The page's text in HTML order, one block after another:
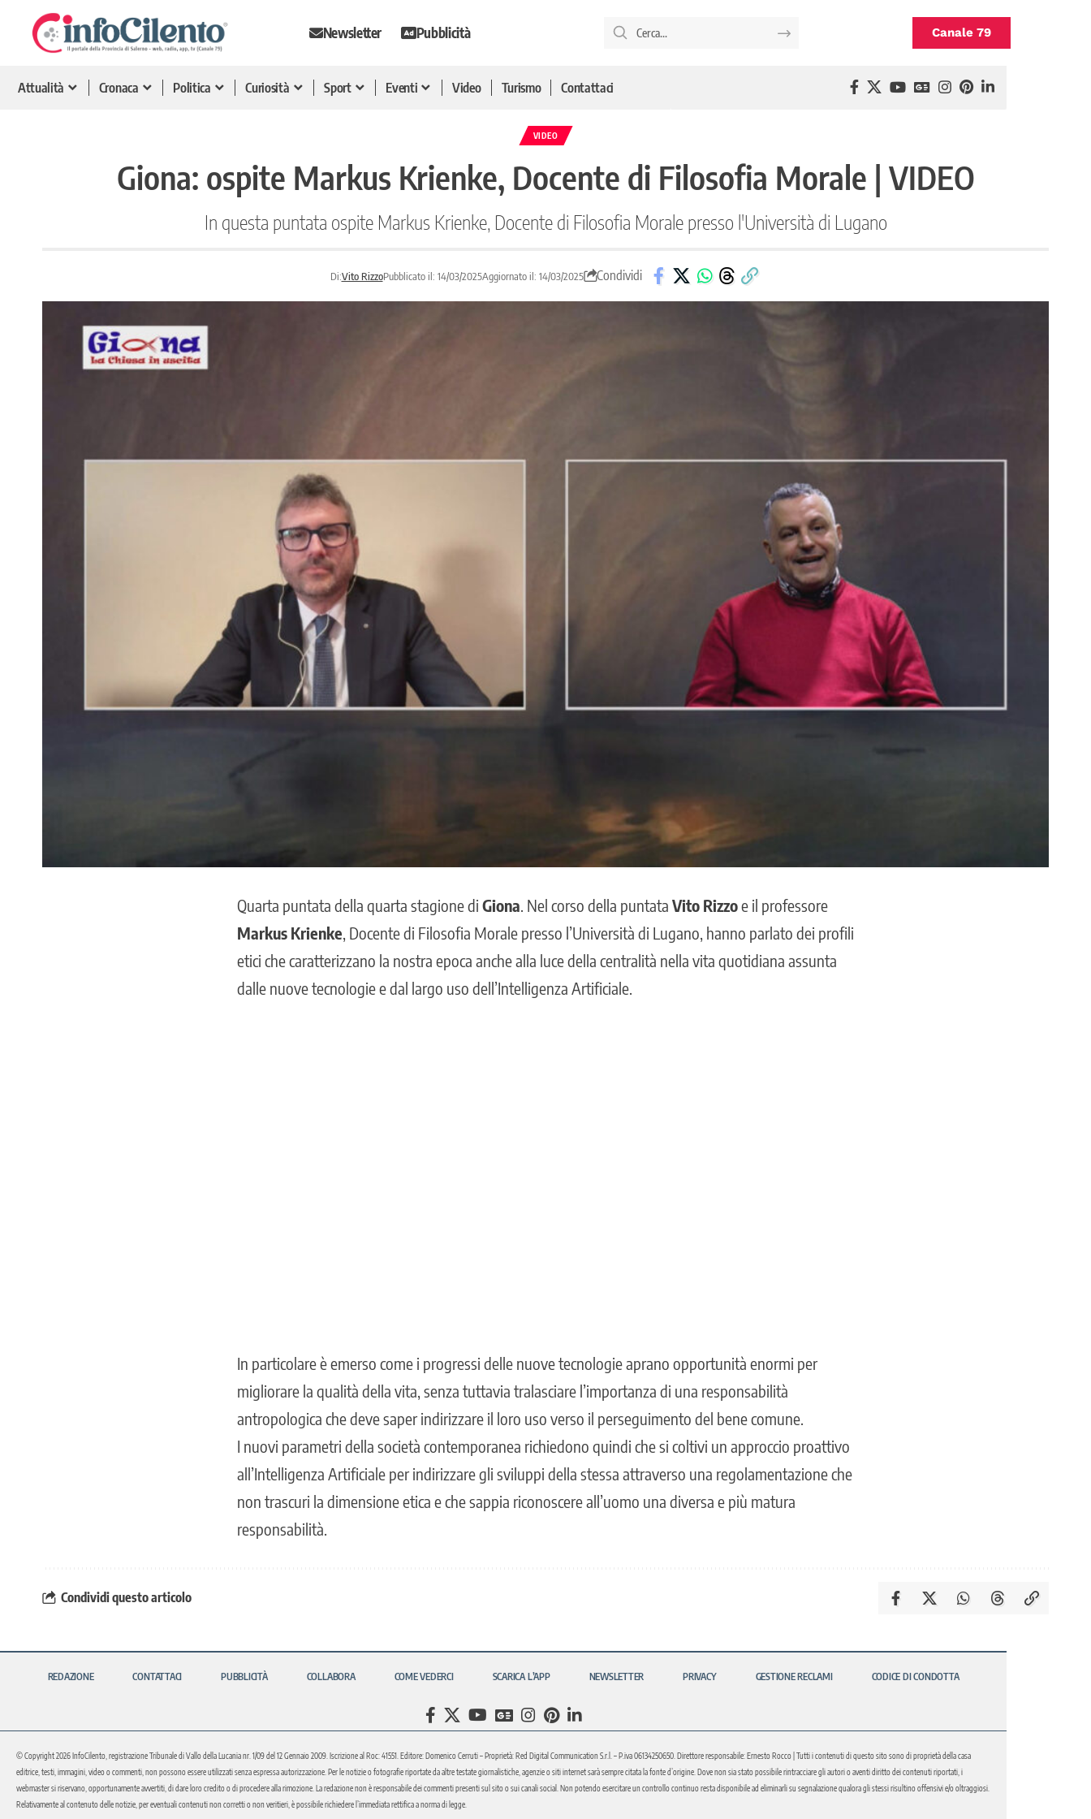
Newsletter Pubblicità Canale 79
Attualità Cronaca Politica Curiosità Sport Eventi Video Turismo Contattaci
VIDEO
Giona: ospite Markus Krienke, Docente di Filosofia Morale | VIDEO
In questa puntata ospite Markus Krienke, Docente di Filosofia Morale presso l'Università di Lugano
Di:Vito RizzoPubblicato il: 14/03/2025Aggiornato il: 14/03/2025 Condividi
Quarta puntata della quarta stagione di Giona. Nel corso della puntata Vito Rizzoe il professore
Markus Krienke, Docente di Filosofia Morale presso l’Università di Lugano, hanno parlato dei profili
etici che caratterizzano la nostra epoca anche alla luce della centralità nella vita quotidiana assunta
dalle nuove tecnologie e dal largo uso dell’Intelligenza Artificiale.
In particolare è emerso come i progressi delle nuove tecnologie aprano opportunità enormi per
migliorare la qualità della vita, senza tuttavia tralasciare l’importanza di una responsabilità
antropologica che deve saper indirizzare il loro uso verso il perseguimento del bene comune.
I nuovi parametri della società contemporanea richiedono quindi che si coltivi un approccio proattivo
all’Intelligenza Artificiale per indirizzare gli sviluppi della stessa attraverso una regolamentazione che
non trascuri la dimensione etica e che sappia riconoscere all’uomo una diversa e più matura
responsabilità.
Condividi questo articolo
REDAZIONE CONTATTACI PUBBLICITÀ COLLABORA COME VEDERCI SCARICA L’APP NEWSLETTER PRIVACY GESTIONE RECLAMI CODICE DI CONDOTTA
© Copyright 2026 InfoCilento, registrazione Tribunale di Vallo della Lucania nr. 1/09 del 12 Gennaio 2009. Iscrizione al Roc: 41551. Editore: Domenico Cerruti – Proprietà: Red Digital Communication S.r.l. – P.iva 06134250650. Direttore responsabile: Ernesto Rocco | Tutti i contenuti di questo sito sono di proprietà della casa
editrice, testi, immagini, video o commenti, non possono essere utilizzati senza espressa autorizzazione. Per le notizie o fotografie riportate da altre testate giornalistiche, agenzie o siti internet sarà sempre citata la fonte d’origine. Dove non sia stato possibile rintracciare gli autori o aventi diritto dei contenuti riportati, i
webmaster si riservano, opportunamente avvertiti, di dare loro credito o di procedere alla rimozione. La redazione non è responsabile dei commenti presenti sul sito o sui canali social. Non potendo esercitare un controllo continuo resta disponibile ad eliminarli su segnalazione qualora gli stessi risultino offensivi e/o oltraggiosi.
Relativamente al contenuto delle notizie, per eventuali contenuti non corretti o non veritieri, è possibile richiedere l’immediata rettifica a norma di legge.